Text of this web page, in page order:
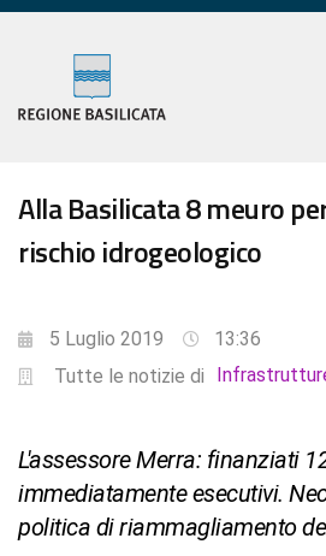
Alla Basilicata 8 meuro
rischio idrogeologico
5 Luglio 2019
13:36
Tutte le notizie di
L'assessore Merra: finanziati
immediatamente esecutivi.
politica di riammagliamento